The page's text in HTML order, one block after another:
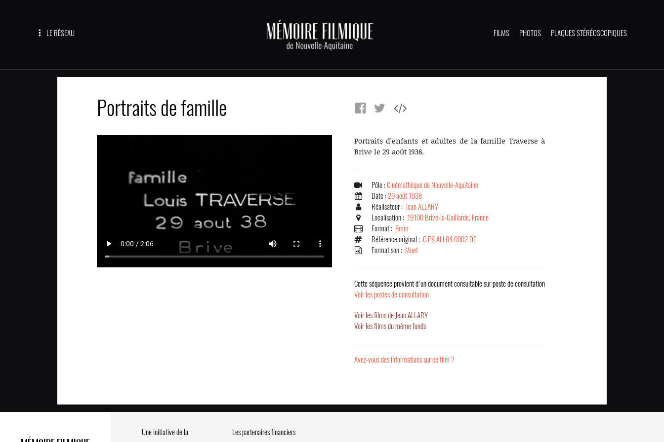
LE RÉSEAU FILMS PHOTOS PLAQUES STÉRÉOSCOPIQUES
Portraits de famille
Portraits d'enfants et adultes de la famille Traverse à
Brive le 29 août 1938.
Pôle :Cinémathèque de Nouvelle-Aquitaine
Date :29 août 1938
Réalisateur : Jean ALLARY
Localisation : 19100 Brive-la-Gaillarde, France
Format : 8mm
Référence original : C P8 ALL04 0002 DE
Format son : Muet
Cette séquence provient d'un document consultable sur poste de consultation
Voir les postes de consultation
Voir les films de Jean ALLARY
Voir les films du même fonds
Avez-vous des informations sur ce film ?
Une initiative de la Les partenaires financiers